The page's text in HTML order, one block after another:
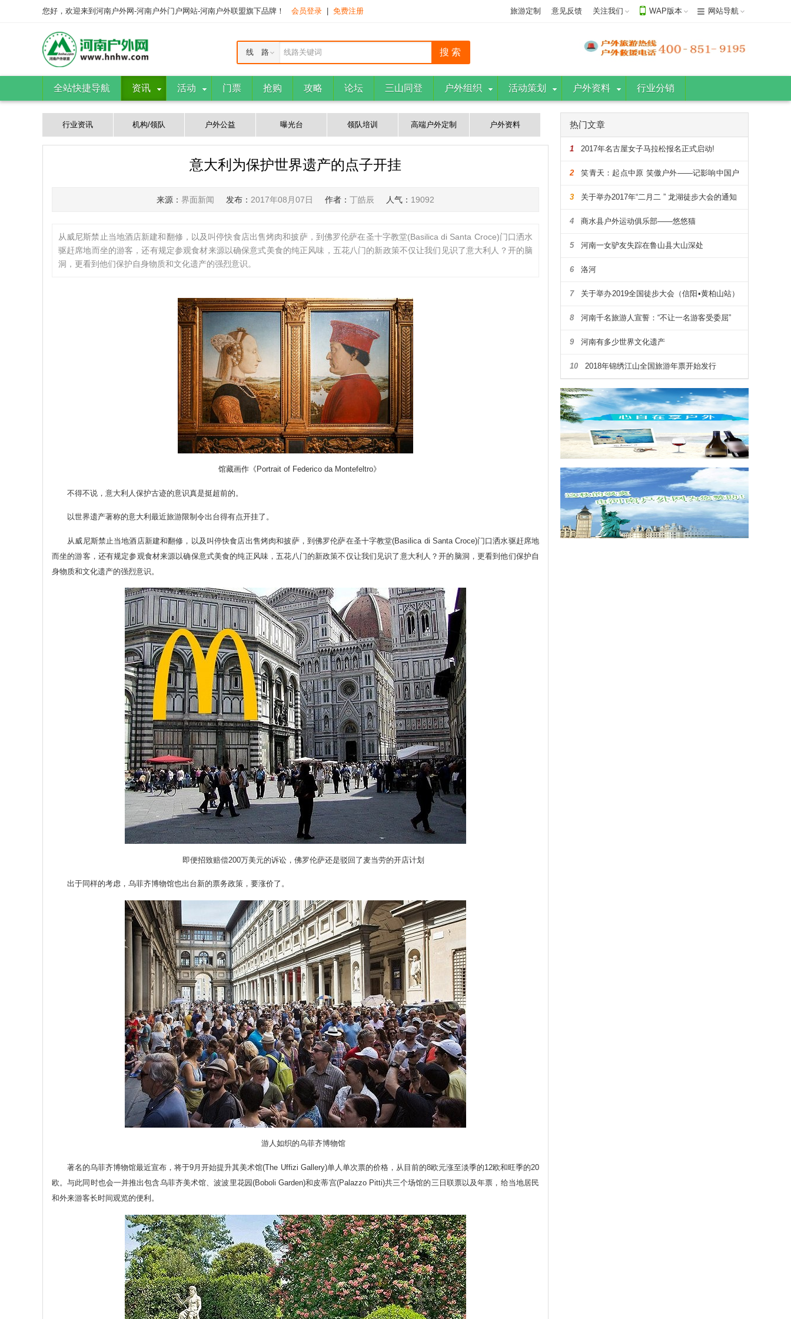
您好，欢迎来到河南户外网-河南户外门户网站-河南户外联盟旗下品牌！ 会员登录 免费注册 旅游定制 意见反馈 关注我们 WAP版本 网站导航
线路关键词
线 路
全站快捷导航 资讯 活动 门票 抢购 攻略 论坛 三山同登 户外组织 活动策划 户外资料 行业分销
行业资讯 机构/领队 户外公益 曝光台 领队培训 高端户外定制 户外资料
意大利为保护世界遗产的点子开挂
来源： 界面新闻 发布： 2017年08月07日 作者： 丁皓辰 人气： 19092
从威尼斯禁止当地酒店新建和翻修，以及叫停快食店出售烤肉和披萨，到佛罗伦萨在圣十字教堂(Basilica di Santa Croce)门口洒水
驱赶席地而坐的游客，还有规定参观食材来源以确保意式美食的纯正风味，五花八门的新政策不仅让我们见识了意大利人？开的脑
洞，更看到他们保护自身物质和文化遗产的强烈意识。
馆藏画作《Portrait of Federico da Montefeltro》
不得不说，意大利人保护古迹的意识真是挺超前的。
以世界遗产著称的意大利最近旅游限制令出台得有点开挂了。
从威尼斯禁止当地酒店新建和翻修，以及叫停快食店出售烤肉和披萨，到佛罗伦萨在圣十字教堂(Basilica di Santa Croce)门口洒水驱赶席地
而坐的游客，还有规定参观食材来源以确保意式美食的纯正风味，五花八门的新政策不仅让我们见识了意大利人？开的脑洞，更看到他们保护自
身物质和文化遗产的强烈意识。
即便招致赔偿200万美元的诉讼，佛罗伦萨还是驳回了麦当劳的开店计划
出于同样的考虑，乌菲齐博物馆也出台新的票务政策，要涨价了。
游人如织的乌菲齐博物馆
著名的乌菲齐博物馆最近宣布，将于9月开始提升其美术馆(The Uffizi Gallery)单人单次票的价格，从目前的8欧元涨至淡季的12欧和旺季的20
欧。与此同时也会一并推出包含乌菲齐美术馆、波波里花园(Boboli Garden)和皮蒂宫(Palazzo Pitti)共三个场馆的三日联票以及年票，给当地居民
和外来游客长时间观览的便利。
热门文章
1 2017年名古屋女子马拉松报名正式启动!
2 笑青天：起点中原 笑傲户外——记影响中国户
外的108人
3 关于举办2017年“二月二 ” 龙湖徒步大会的通知
4 商水县户外运动俱乐部——悠悠猫
5 河南一女驴友失踪在鲁山县大山深处
6 洛河
7 关于举办2019全国徒步大会（信阳•黄柏山站）
暨第四届河南省户外露营大会通知
8 河南千名旅游人宣誓：“不让一名游客受委屈”
9 河南有多少世界文化遗产
10 2018年锦绣江山全国旅游年票开始发行